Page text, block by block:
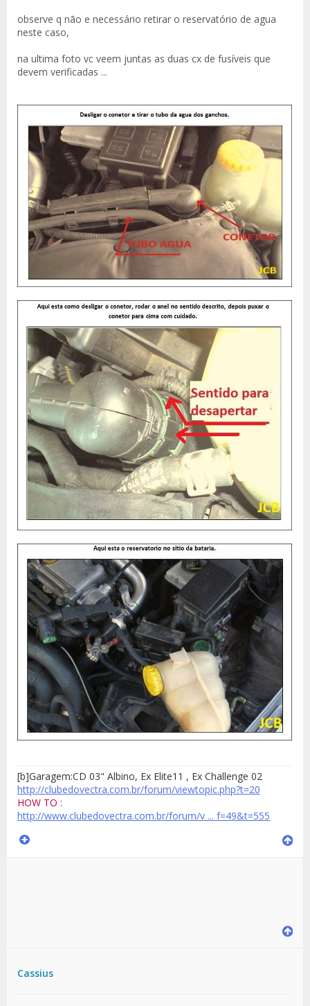
observe q não e necessário retirar o reservatório de agua
neste caso,
na ultima foto vc veem juntas as duas cx de fusíveis que
devem verificadas ...
[b]Garagem:CD 03" Albino, Ex Elite11 , Ex Challenge 02
http://clubedovectra.com.br/forum/viewtopic.php?t=20
HOW TO :
http://www.clubedovectra.com.br/forum/v ... f=49&t=555
Cassius